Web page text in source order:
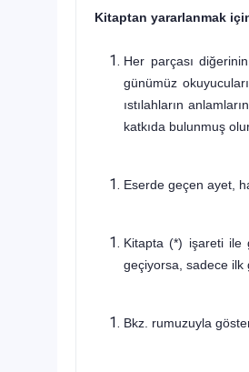
Kitaptan yararlanmak
Her parçası
günümüz
ıstılahların
katkıda bulunmuş
Eserde geçen ayet,
Kitapta (*) işareti ile
geçiyorsa, sadece ilk
Bkz. rumuzuyla